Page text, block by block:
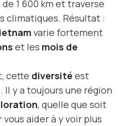
de 1 600 km et traverse
climatiques. Résultat :
varie fortement
et les mois de
cette diversité est
. Il y a toujours une région
, quelle que soit
vous aider à y voir plus